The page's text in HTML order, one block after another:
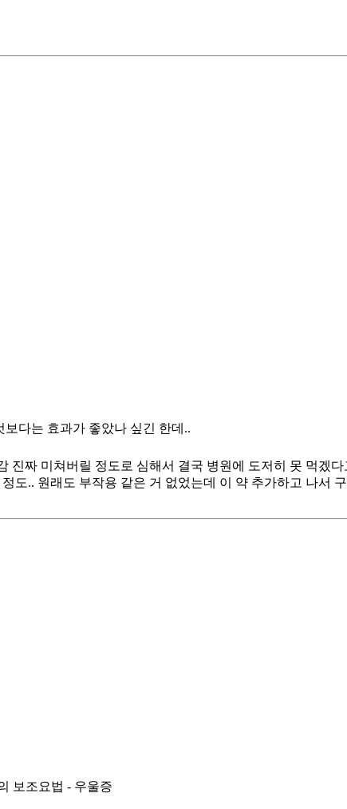
다는 효과가 좋았나 싶긴 한데..
진짜 미쳐버릴 정도로 심해서 결국 병원에 도저히 못 먹겠
도.. 원래도 부작용 같은 거 없었는데 이 약 추가하고 나서
보조요법 - 우울증